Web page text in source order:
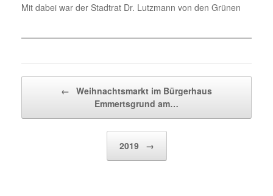
Mit dabei war der Stadtrat Dr. Lutzmann von den Grünen
← Weihnachtsmarkt im Bürgerhaus
Emmertsgrund am…
2019 →